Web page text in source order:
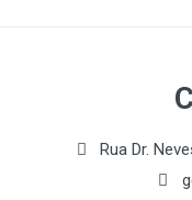
Rua Dr.